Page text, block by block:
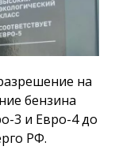
на
бензина
3 и Евро-4 до
РФ.